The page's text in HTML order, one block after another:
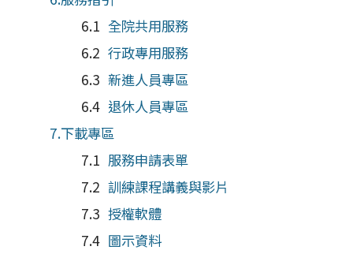
全院共用服務
行政專用服務
新進人員專區
退休人員專區
下載專區
服務申請表單
訓練課程講義與影片
授權軟體
圖示資料